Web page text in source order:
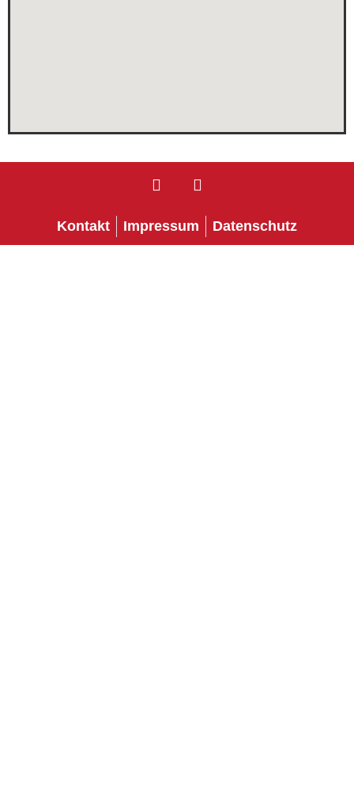
Kontakt Impressum Datenschutz